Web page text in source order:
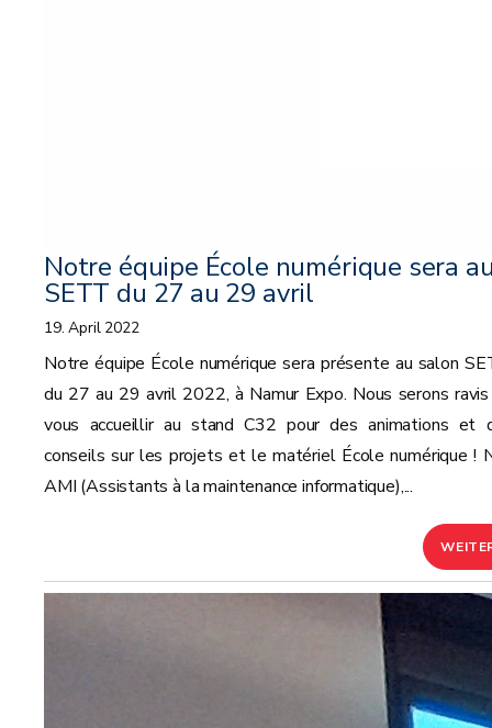
Notre équipe École numérique sera
SETT du 27 au 29 avril
19. April 2022
Notre équipe École numérique sera présente au salon
du 27 au 29 avril 2022, à Namur Expo. Nous serons
vous accueillir au stand C32 pour des animations et
conseils sur les projets et le matériel École numérique !
AMI (Assistants à la maintenance informatique),...